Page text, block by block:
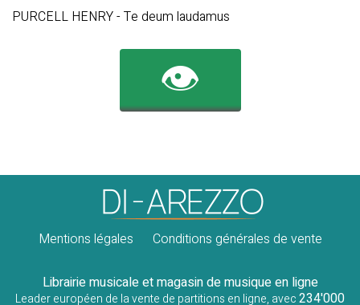
PURCELL HENRY - Te deum laudamus
👁️
Mentions légales Conditions générales de vente
Librairie musicale et magasin de musique en ligne
Leader européen de la vente de partitions en ligne, avec234'000